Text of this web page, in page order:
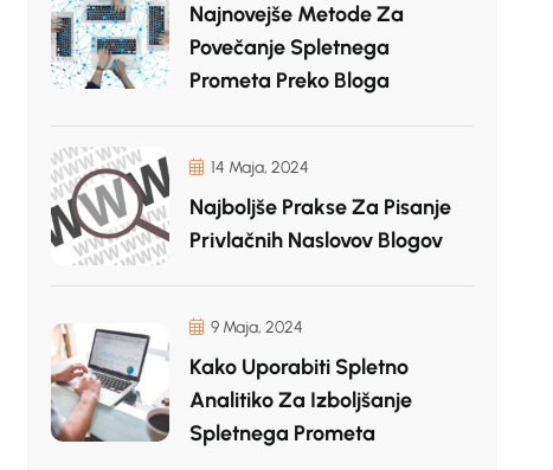
Najnovejše Metode Za
Povečanje Spletnega
Prometa Preko Bloga
14 Maja, 2024
Najboljše Prakse Za Pisanje
Privlačnih Naslovov Blogov
9 Maja, 2024
Kako Uporabiti Spletno
Analitiko Za Izboljšanje
Spletnega Prometa